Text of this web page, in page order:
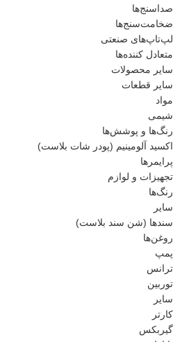
صداسنج‌ها
ضخامت‌سنج‌ها
لپ‌تاپ‌های صنعتی
متعادل کننده‌ها
سایر محصولات
سایر قطعات
مواد
شیمی
رنگ‌ها و پوشش‌‌ها
اکسید آلومینیم (پودر شات بلاست)
پرایمر‌ها
تجهیزات و لوازم
رنگ‌ها
سایر
سندها (شن سند بلاست)
روغن‌ها
پمپ
ترانس
توربین
سایر
کارتر
گیربکس